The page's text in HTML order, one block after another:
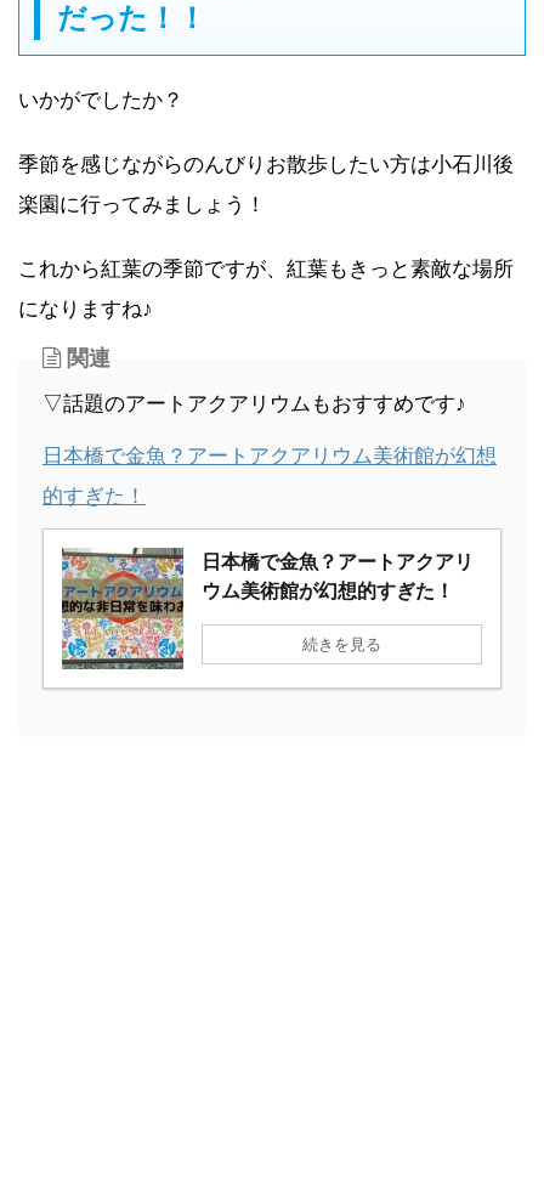
だった！！
いかがでしたか？
季節を感じながらのんびりお散歩したい方は小石川後
楽園に行ってみましょう！
これから紅葉の季節ですが、紅葉もきっと素敵な場所
になりますね♪
関連
▽話題のアートアクアリウムもおすすめです♪
日本橋で金魚？アートアクアリウム美術館が幻想
的すぎた！
日本橋で金魚？アートアクアリ
ウム美術館が幻想的すぎた！
続きを見る